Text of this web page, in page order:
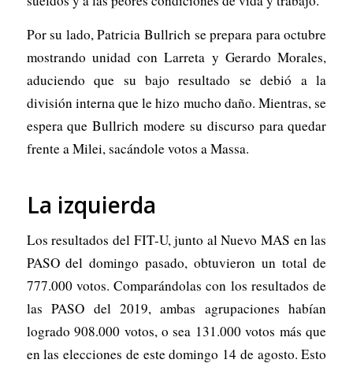
Por su lado, Patricia Bullrich se prepara para octubre
mostrando unidad con Larreta y Gerardo Morales,
aduciendo que su bajo resultado se debió a la
división interna que le hizo mucho daño. Mientras, se
espera que Bullrich modere su discurso para quedar
frente a Milei, sacándole votos a Massa.
La izquierda
Los resultados del FIT-U, junto al Nuevo MAS en las
PASO del domingo pasado, obtuvieron un total de
777.000 votos. Comparándolas con los resultados de
las PASO del 2019, ambas agrupaciones habían
logrado 908.000 votos, o sea 131.000 votos más que
en las elecciones de este domingo 14 de agosto. Esto